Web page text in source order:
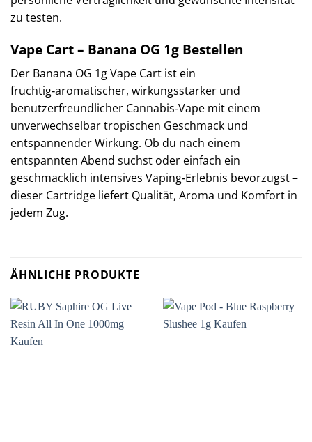
zu testen.
Vape Cart – Banana OG 1g Bestellen
Der Banana OG 1g Vape Cart ist ein
fruchtig‑aromatischer, wirkungsstarker und
benutzerfreundlicher Cannabis‑Vape mit einem
unverwechselbar tropischen Geschmack und
entspannender Wirkung. Ob du nach einem
entspannten Abend suchst oder einfach ein
geschmacklich intensives Vaping‑Erlebnis bevorzugst –
dieser Cartridge liefert Qualität, Aroma und Komfort in
jedem Zug.
ÄHNLICHE PRODUKTE